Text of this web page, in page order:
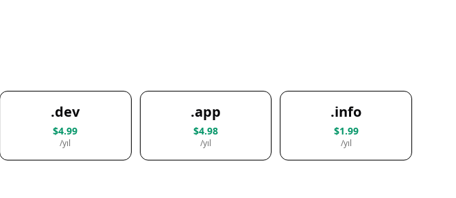
.dev
$4.99
/yıl
.app
$4.98
/yıl
.info
$1.99
/yıl